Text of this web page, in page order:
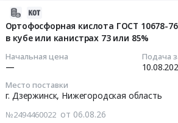
Ортофосфорная кислота ГОСТ 10678-
в кубе или канистрах 73 или 85%
Начальная цена
—
Подача
Место поставки
г. Дзержинск, Нижегородская область
№2494460022 от 06.08.26